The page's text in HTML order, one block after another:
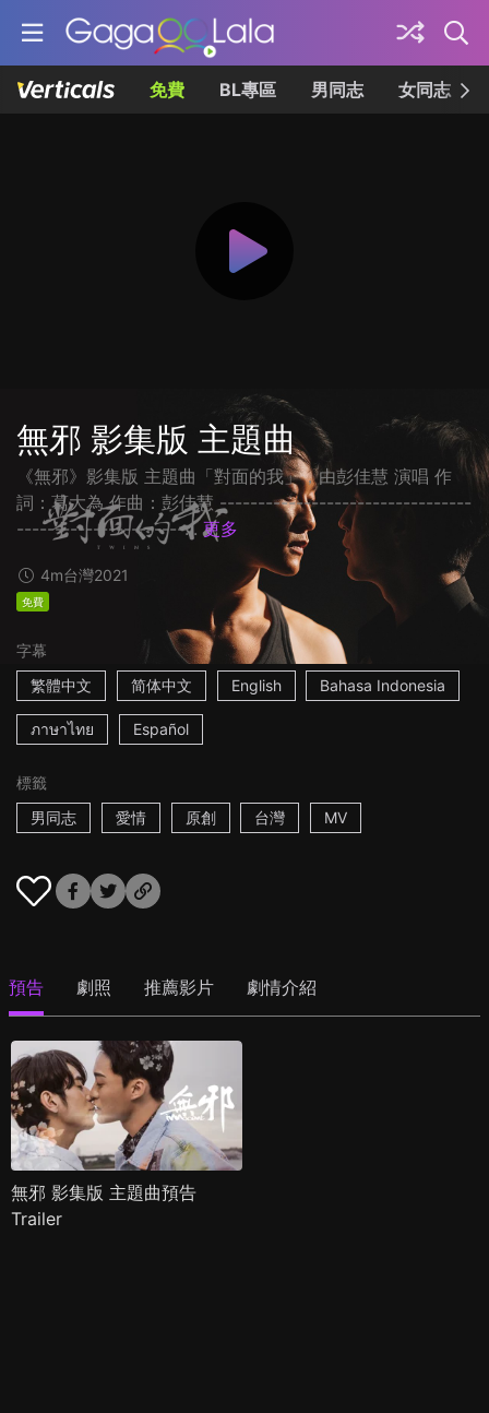
免費 BL專區 男同志 女同志
無邪 影集版 主題曲
《無邪》影集版 主題曲「對面的我」，由彭佳慧 演唱 作
詞：葛大為 作曲：彭佳慧 ---------------------------------
----------------------... 更多
4m台灣2021
免費
字幕
繁體中文
简体中文 English Bahasa Indonesia
ภาษาไทย Español
標籤
男同志
愛情 原創 台灣 MV
預告 劇照 推薦影片 劇情介紹
無邪 影集版 主題曲預告
Trailer